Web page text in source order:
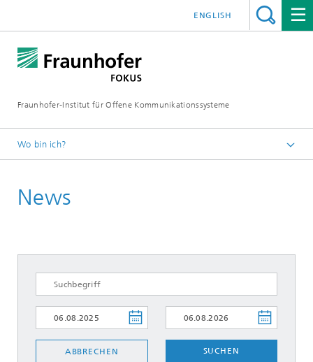
Fraunhofer-Institut für Offene Kommunikationssysteme
ENGLISH
Wo bin ich?
News
ABBRECHEN SUCHEN